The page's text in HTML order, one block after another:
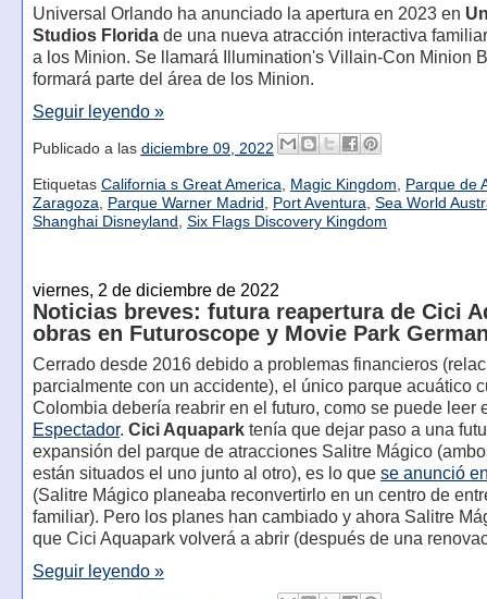
Universal Orlando ha anunciado la apertura en 2023 en
Studios Floridade una nueva atracción interactiva
a los Minion. Se llamará Illumination's Villain-Con Minion
formará parte del área de los Minion.
Seguir leyendo »
Publicado a las diciembre 09, 2022
Etiquetas California s Great America, Magic Kingdom, Parque de
Zaragoza, Parque Warner Madrid , Port Aventura, Sea World
Shanghai Disneyland , Six Flags Discovery Kingdom
viernes, 2 de diciembre de 2022
Noticias breves: futura reapertura de Cici
obras en Futuroscope y Movie Park
Cerrado desde 2016 debido a problemas financieros
parcialmente con un accidente), el único parque acuático
Colombia debería reabrir en el futuro, como se puede leer
Espectador. Cici Aquaparktenía que dejar paso a una
expansión del parque de atracciones Salitre Mágico
están situados el uno junto al otro), es lo que se anunció
(Salitre Mágico planeaba reconvertirlo en un centro de
familiar). Pero los planes han cambiado y ahora Salitre
que Cici Aquapark volverá a abrir (después de una
Seguir leyendo »